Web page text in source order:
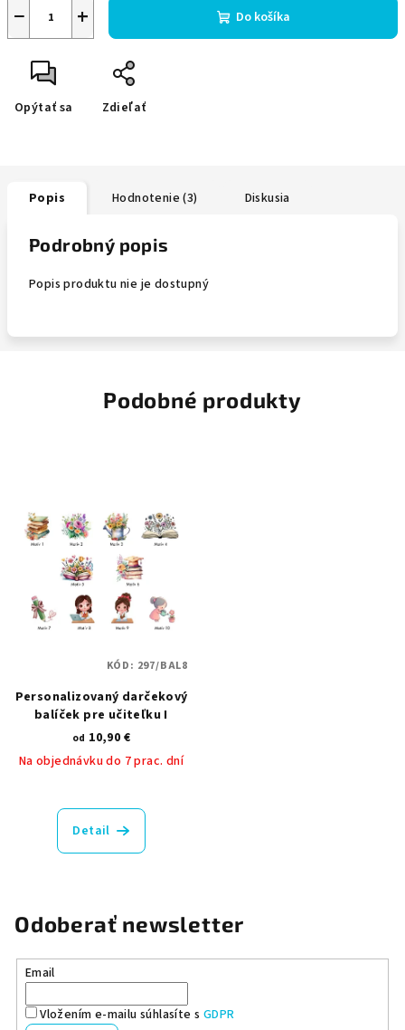
+
− Do košíka
Opýtať sa Zdieľať
Popis Hodnotenie (3) Diskusia
Podrobný popis
Popis produktu nie je dostupný
Podobné produkty
Personalizovaný darčekový
balíček pre učiteľku I
od 10,90 €
Na objednávku do 7 prac. dní
hodnotenie
produktu
hviezdičiek.
Detail
KÓD: 297/BAL8
Odoberať newsletter
Email
Vložením e-mailu súhlasíte s GDPR